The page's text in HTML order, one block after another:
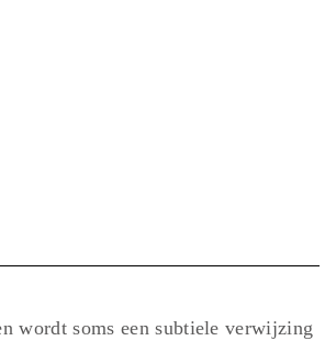
wordt soms een subtiele verwijzing